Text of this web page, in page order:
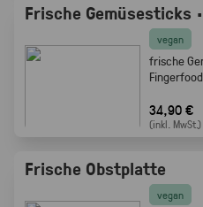
Frische Gemüsesticks
vegan
frische
Fingerfood
34,90 €
(inkl. MwSt.)
Frische Obstplatte
vegan